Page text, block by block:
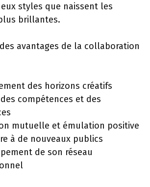
styles que naissent les
brillantes.
avantages de la collaboration
des horizons créatifs
compétences et des
mutuelle et émulation positive
à de nouveaux publics
de son réseau